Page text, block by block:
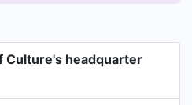
institutions and